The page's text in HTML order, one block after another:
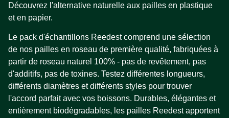
Découvrez l'alternative naturelle aux pailles en plastique
et en papier.
Le pack d'échantillons Reedest comprend une sélection
de nos pailles en roseau de première qualité, fabriquées à
partir de roseau naturel 100% - pas de revêtement, pas
d'additifs, pas de toxines. Testez différentes longueurs,
différents diamètres et différents styles pour trouver
l'accord parfait avec vos boissons. Durables, élégantes et
entièrement biodégradables, les pailles Reedest apportent